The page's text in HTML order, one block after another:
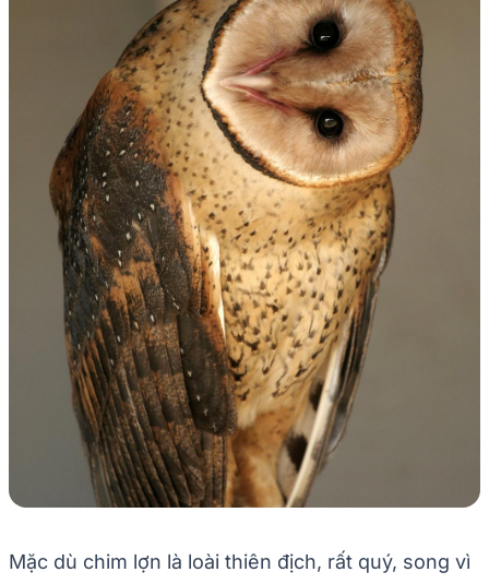
Mặc dù chim lợn là loài thiên địch, rất quý, song vì